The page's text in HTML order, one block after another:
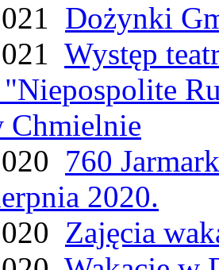
Dożynki
Występ
"Niepospolite
Chmielnie
760
2020.
Zajęcia